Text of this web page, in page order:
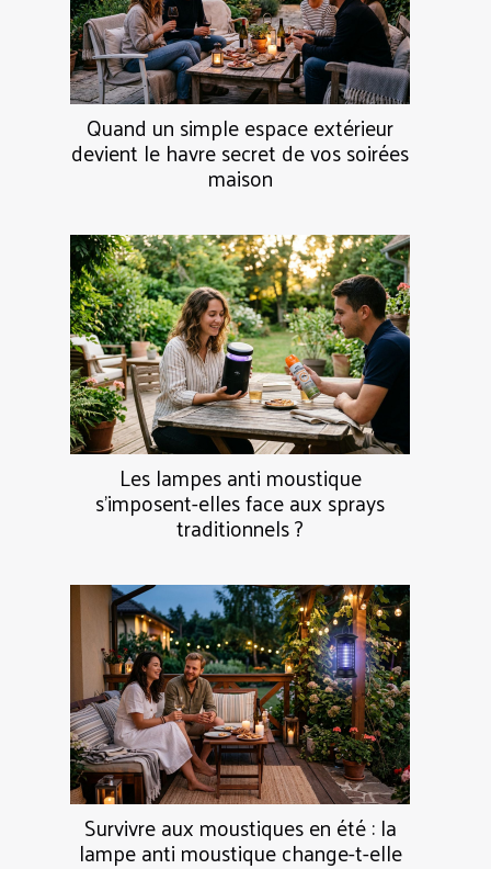
Quand un simple espace extérieur
devient le havre secret de vos soirées
maison
Les lampes anti moustique
s’imposent-elles face aux sprays
traditionnels ?
Survivre aux moustiques en été : la
lampe anti moustique change-t-elle